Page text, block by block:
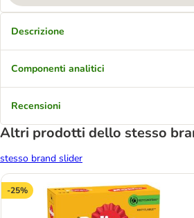
Descrizione
Componenti analitici
Recensioni
Altri prodotti dello stesso
stesso brand slider
-25%